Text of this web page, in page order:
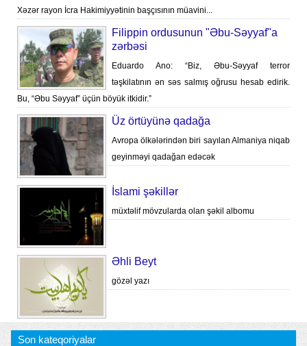
Xəzər rayon İcra Hakimiyyətinin başçısının müavini...
Filippin ordusunun "Əbu-Səyyaf"a
zərbəsi
Eduardo Ano: “Biz, Əbu-Səyyaf terror
təşkilatının ən səs salmış oğrusu hesab edirik.
Bu, “Əbu Səyyaf” üçün böyük itkidir.”
Üz örtüyünə qadağa
Avropa ölkələrindən biri sayılan Almaniya niqab
geyinməyi qadağan edəcək
İslami şəkillər
müxtəlif mövzularda olan şəkil albomu
Əhli Beyt
gözəl yazı
Son kateqoriyalar